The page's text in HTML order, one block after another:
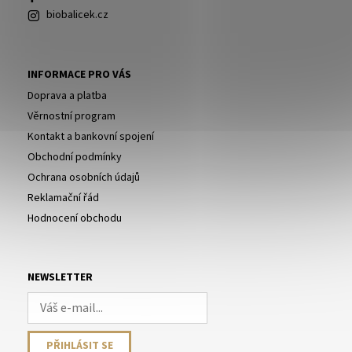
biobalicek.cz
INFORMACE PRO VÁS
Doprava a platba
Věrnostní program
Kontakt a bankovní spojení
Obchodní podmínky
Ochrana osobních údajů
Reklamační řád
Hodnocení obchodu
NEWSLETTER